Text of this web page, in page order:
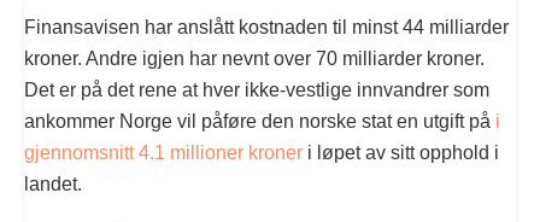
Finansavisen har anslått kostnaden til minst 44 milliarder
kroner. Andre igjen har nevnt over 70 milliarder kroner.
Det er på det rene at hver ikke-vestlige innvandrer som
ankommer Norge vil påføre den norske stat en utgift på i
gjennomsnitt 4.1 millioner kroner i løpet av sitt opphold i
landet.